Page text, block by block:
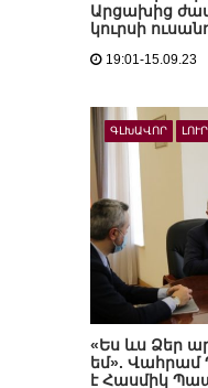
Արցախից
կուրսի
19:01-15.09.23
ԳԼԽԱՎՈՐ ԼՈՒՐ
«Ես ևս Ձեր
եմ». Վահրամ
է Հասմիկ